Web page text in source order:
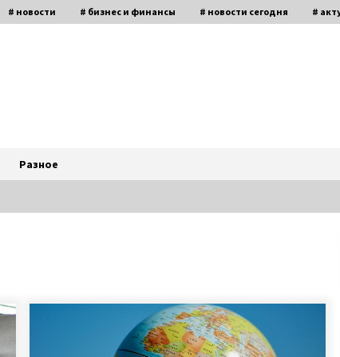
# новости # бизнес и финансы # новости сегодня #
Разное
«Фото Ивана на фронте увидела
в списке друзей у кого-то
в Facebook. Местность показалась